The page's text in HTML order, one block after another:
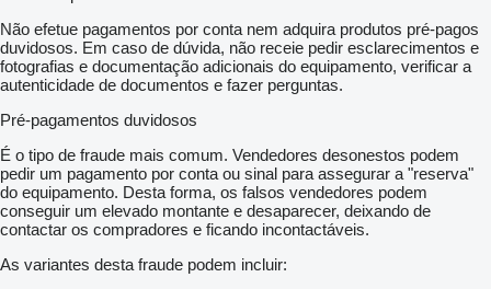
Não efetue pagamentos por conta nem adquira produtos pré-pagos
duvidosos. Em caso de dúvida, não receie pedir esclarecimentos e
fotografias e documentação adicionais do equipamento, verificar a
autenticidade de documentos e fazer perguntas.
Pré-pagamentos duvidosos
É o tipo de fraude mais comum. Vendedores desonestos podem
pedir um pagamento por conta ou sinal para assegurar a "reserva"
do equipamento. Desta forma, os falsos vendedores podem
conseguir um elevado montante e desaparecer, deixando de
contactar os compradores e ficando incontactáveis.
As variantes desta fraude podem incluir: